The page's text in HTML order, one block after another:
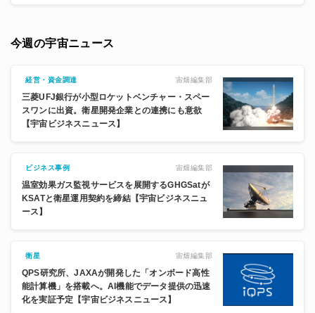
今週の宇宙ニュース
経営・資金調達 宙畑編集部
三菱UFJ銀行が小型ロケットベンチャー・スペー
スワンに出資。衛星開発企業との連携にも意欲
【宇宙ビジネスニュース】
ビジネス事例 宙畑編集部
温室効果ガス監視サービスを展開するGHGSatが
KSATと衛星運用契約を締結【宇宙ビジネスニュ
ース】
衛星 宙畑編集部
QPS研究所、JAXAが開発した「オンボード高性
能計算機」を搭載へ。AI機能でデータ提供の迅速
化を実証予定【宇宙ビジネスニュース】